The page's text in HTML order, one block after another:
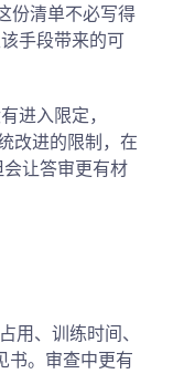
份清单不必写得
手段带来的可
进入限定，
改进的限制，在
让答审更有材
用、训练时间、
书。审查中更有